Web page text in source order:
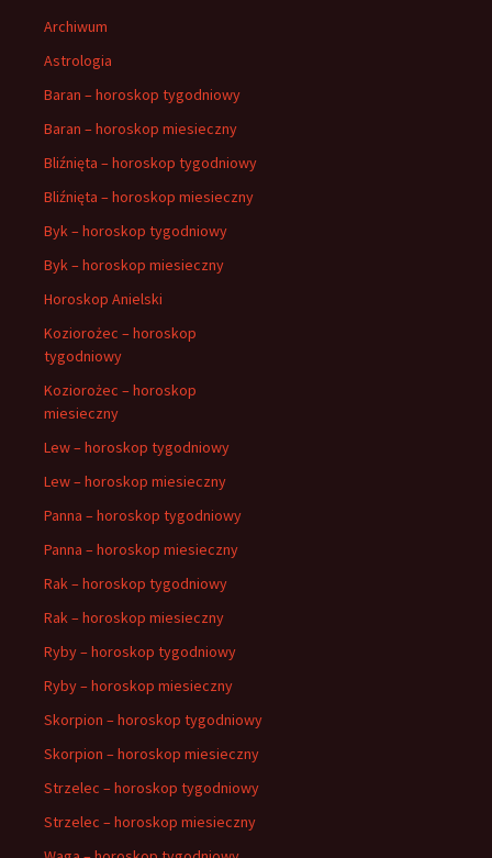
Archiwum
Astrologia
Baran – horoskop tygodniowy
Baran – horoskop miesieczny
Bliźnięta – horoskop tygodniowy
Bliźnięta – horoskop miesieczny
Byk – horoskop tygodniowy
Byk – horoskop miesieczny
Horoskop Anielski
Koziorożec – horoskop
tygodniowy
Koziorożec – horoskop
miesieczny
Lew – horoskop tygodniowy
Lew – horoskop miesieczny
Panna – horoskop tygodniowy
Panna – horoskop miesieczny
Rak – horoskop tygodniowy
Rak – horoskop miesieczny
Ryby – horoskop tygodniowy
Ryby – horoskop miesieczny
Skorpion – horoskop tygodniowy
Skorpion – horoskop miesieczny
Strzelec – horoskop tygodniowy
Strzelec – horoskop miesieczny